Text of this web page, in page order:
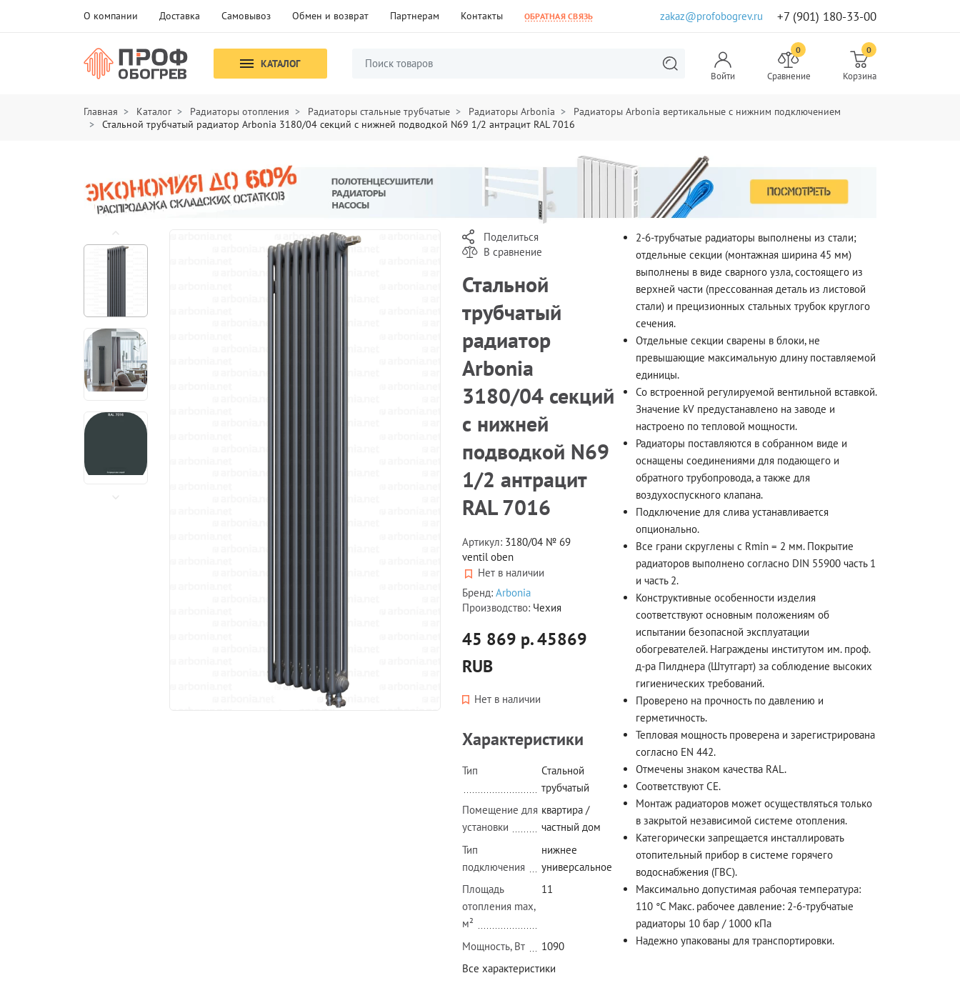
О компании Доставка Самовывоз Обмен и возврат Партнерам Контакты ОБРАТНАЯ СВЯЗЬ zakaz@profobogrev.ru +7 (901) 180-33-00
КАТАЛОГ
Войти
0
Сравнение
0
Корзина
Главная Каталог Радиаторы отопления Радиаторы стальные трубчатые Радиаторы Arbonia
Радиаторы Arbonia вертикальные с нижним подключением
Стальной трубчатый радиатор Arbonia 3180/04 секций с нижней подводкой N69 1/2 антрацит RAL 7016
Поделиться
В сравнение
Стальной
трубчатый
радиатор
Arbonia
3180/04 секций
с нижней
подводкой N69
1/2 антрацит
RAL 7016
Артикул: 3180/04 № 69
ventil oben
Нет в наличии
Бренд: Arbonia
Производство: Чехия
45 869 р. 45869
RUB
Нет в наличии
Характеристики
Тип
Стальной
трубчатый
Помещение для
установки
квартира /
частный дом
Тип
подключения
нижнее
универсальное
Площадь
отопления max,
м²
11
Мощность, Вт
1090
Все характеристики
2-6-трубчатые радиаторы выполнены из стали;
отдельные секции (монтажная ширина 45 мм)
выполнены в виде сварного узла, состоящего из
верхней части (прессованная деталь из листовой
стали) и прецизионных стальных трубок круглого
сечения.
Отдельные секции сварены в блоки, не
превышающие максимальную длину поставляемой
единицы.
Со встроенной регулируемой вентильной вставкой.
Значение kV предустанавлено на заводе и
настроено по тепловой мощности.
Радиаторы поставляются в собранном виде и
оснащены соединениями для подающего и
обратного трубопровода, а также для
воздухоспускного клапана.
Подключение для слива устанавливается
опционально.
Все грани скруглены с Rmin = 2 мм. Покрытие
радиаторов выполнено согласно DIN 55900 часть 1
и часть 2.
Конструктивные особенности изделия
соответствуют основным положениям об
испытании безопасной эксплуатации
обогревателей. Награждены институтом им. проф.
д-ра Пилднера (Штутгарт) за соблюдение высоких
гигиенических требований.
Проверено на прочность по давлению и
герметичность.
Тепловая мощность проверена и зарегистрирована
согласно EN 442.
Отмечены знаком качества RAL.
Соответствуют CE.
Монтаж радиаторов может осуществляться только
в закрытой независимой системе отопления.
Категорически запрещается инсталлировать
отопительный прибор в системе горячего
водоснабжения (ГВС).
Максимально допустимая рабочая температура:
110 °C Макс. рабочее давление: 2-6-трубчатые
радиаторы 10 бар / 1000 кПа
Надежно упакованы для транспортировки.